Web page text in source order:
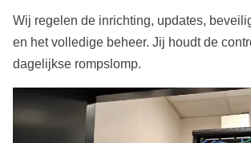
Wij regelen de inrichting, updates,
en het volledige beheer. Jij houdt de
dagelijkse rompslomp.